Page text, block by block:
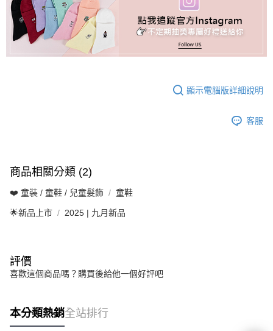
顯示電腦版詳細說明
客服
商品相關分類 (2)
❤️ 童裝 / 童鞋 / 兒童髮飾 童鞋
🌟新品上市 2025 | 九月新品
評價
喜歡這個商品嗎？購買後給他一個好評吧
本分類熱銷全站排行